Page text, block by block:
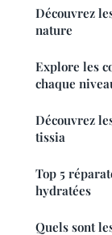
Découvrez
nature
Explore les
chaque
Découvrez
tissia
Top 5
hydratées
Quels sont